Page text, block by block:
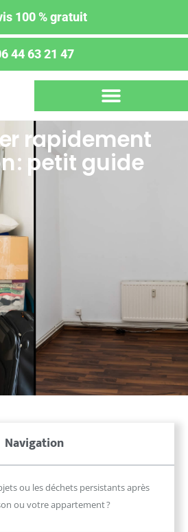
100 % gratuit
44 63 21 47
rapidement
: petit guide
Navigation
ou les déchets persistants après
ou votre appartement ?